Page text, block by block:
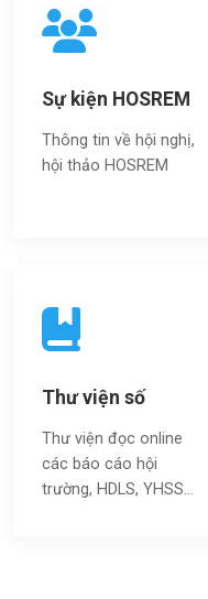
Sự kiện HOSREM
Thông tin về hội nghị,
hội thảo HOSREM
Thư viện số
Thư viện đọc online
các báo cáo hội
trường, HDLS, YHSS…